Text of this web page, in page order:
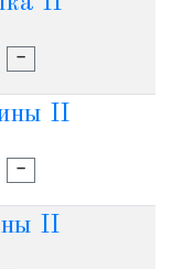
-
II
-
II